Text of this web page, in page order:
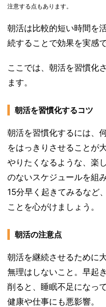
注意する点もあります。
朝活は比較的短い時間を
続することで効果を実感
ここでは、朝活を習慣化
ます。
朝活を習慣化するコツ
朝活を習慣化するには、
をはっきりさせることが
やりたくなるような、楽
のないスケジュールを組
15分早く起きてみるなど
ことを心がけましょう。
朝活の注意点
朝活を継続させるために
無理はしないこと。早起
削ると、睡眠不足になっ
健康や仕事にも悪影響。